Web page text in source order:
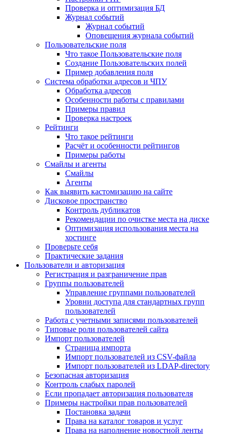
Проверка и оптимизация БД
Журнал событий
Журнал событий
Оповещения журнала событий
Пользовательские поля
Что такое Пользовательские поля
Создание Пользовательских полей
Пример добавления поля
Система обработки адресов и ЧПУ
Обработка адресов
Особенности работы с правилами
Примеры правил
Проверка настроек
Рейтинги
Что такое рейтинги
Расчёт и особенности рейтингов
Примеры работы
Смайлы и агенты
Смайлы
Агенты
Как выявить кастомизацию на сайте
Дисковое пространство
Контроль дубликатов
Рекомендации по очистке места на диске
Оптимизация использования места на
хостинге
Проверьте себя
Практические задания
Пользователи и авторизация
Регистрация и разграничение прав
Группы пользователей
Управление группами пользователей
Уровни доступа для стандартных групп
пользователей
Работа с учетными записями пользователей
Типовые роли пользователей сайта
Импорт пользователей
Страница импорта
Импорт пользователей из CSV-файла
Импорт пользователей из LDAP-directory
Безопасная авторизация
Контроль слабых паролей
Если пропадает авторизация пользователя
Примеры настройки прав пользователей
Постановка задачи
Права на каталог товаров и услуг
Права на наполнение новостной ленты